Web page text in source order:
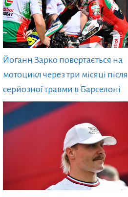
Йоганн Зарко повертається на
мотоцикл через три місяці після
серйозної травми в Барселоні